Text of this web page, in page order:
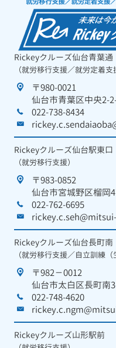
Rickeyクルーズ仙台青葉通
（就労移行支援／就労定着支
〒980-0021
仙台市青葉区中央2-
022-738-8434
Rickeyクルーズ仙台駅東口
（就労移行支援）
〒983-0852
仙台市宮城野区榴岡
022-762-6695
Rickeyクルーズ仙台長町南
（就労移行支援／自立訓練（
〒982－0012
仙台市太白区長町南
022-748-4620
Rickeyクルーズ山形駅前